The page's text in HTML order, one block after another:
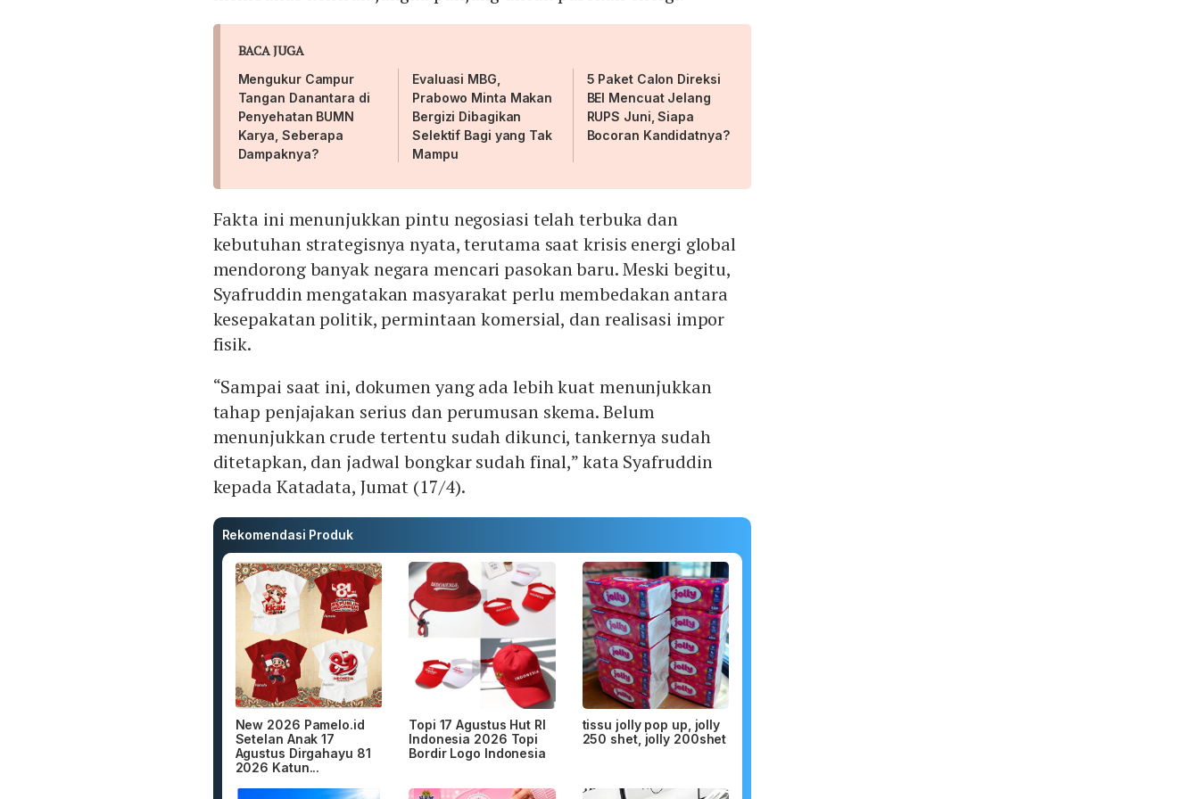
BACA JUGA
Mengukur Campur
Tangan Danantara di
Penyehatan BUMN
Karya, Seberapa
Dampaknya?
Evaluasi MBG,
Prabowo Minta Makan
Bergizi Dibagikan
Selektif Bagi yang Tak
Mampu
5 Paket Calon Direksi
BEI Mencuat Jelang
RUPS Juni, Siapa
Bocoran Kandidatnya?
Fakta ini menunjukkan pintu negosiasi telah terbuka dan
kebutuhan strategisnya nyata, terutama saat krisis energi global
mendorong banyak negara mencari pasokan baru. Meski begitu,
Syafruddin mengatakan masyarakat perlu membedakan antara
kesepakatan politik, permintaan komersial, dan realisasi impor
fisik.
“Sampai saat ini, dokumen yang ada lebih kuat menunjukkan
tahap penjajakan serius dan perumusan skema. Belum
menunjukkan crude tertentu sudah dikunci, tankernya sudah
ditetapkan, dan jadwal bongkar sudah final,” kata Syafruddin
kepada Katadata, Jumat (17/4).
Rekomendasi Produk
New 2026 Pamelo.id
Setelan Anak 17
Agustus Dirgahayu 81
2026 Katun...
Topi 17 Agustus Hut RI
Indonesia 2026 Topi
Bordir Logo Indonesia
tissu jolly pop up, jolly
250 shet, jolly 200shet